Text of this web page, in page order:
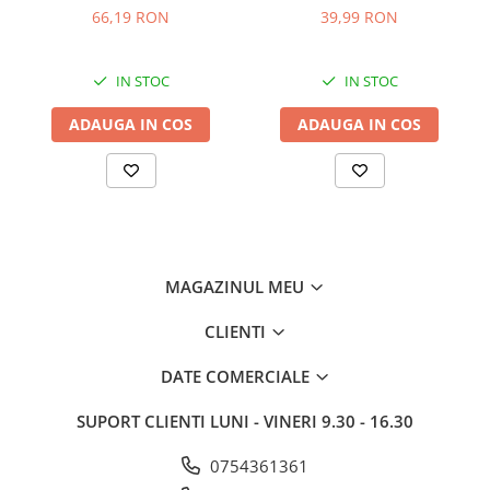
GORENJE 17DS
GORENJE 17MS
GORENJE BD20GB1 MIO1890E
GORENJE BM1120AX
GORENJE BM171A4XG XY717Z
GORENJE BM2120AX ED18NB1
GORENJE BM300X AG820B8F
GORENJE BM5120AXSA
GORENJE BM5210X
GORENJE BM6120AX
C00911422
66,19 RON
IN STOC
ADAUGA IN COS
39,99 RON
IN STOC
ADAUGA IN COS
MAGAZINUL MEU
CLIENTI
DATE COMERCIALE
SUPORT CLIENTI LUNI - VINERI 9.30 - 16.30
0754361361